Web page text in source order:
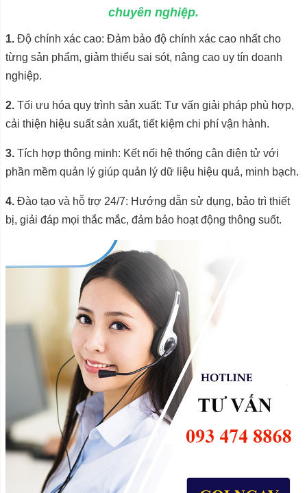
chuyên nghiệp.
1. Độ chính xác cao: Đảm bảo độ chính xác cao nhất cho
từng sản phẩm, giảm thiểu sai sót, nâng cao uy tín doanh
nghiệp.
2. Tối ưu hóa quy trình sản xuất: Tư vấn giải pháp phù hợp,
cải thiện hiệu suất sản xuất, tiết kiệm chi phí vận hành.
3. Tích hợp thông minh: Kết nối hệ thống cân điện tử với
phần mềm quản lý giúp quản lý dữ liệu hiệu quả, minh bạch.
4. Đào tạo và hỗ trợ 24/7: Hướng dẫn sử dụng, bảo trì thiết
bị, giải đáp mọi thắc mắc, đảm bảo hoạt động thông suốt.